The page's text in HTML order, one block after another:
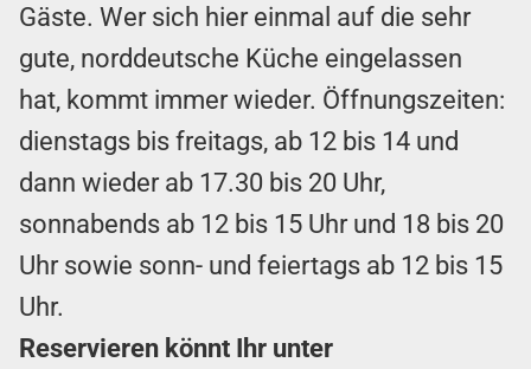
Gäste. Wer sich hier einmal auf die sehr
gute, norddeutsche Küche eingelassen
hat, kommt immer wieder. Öffnungszeiten:
dienstags bis freitags, ab 12 bis 14 und
dann wieder ab 17.30 bis 20 Uhr,
sonnabends ab 12 bis 15 Uhr und 18 bis 20
Uhr sowie sonn- und feiertags ab 12 bis 15
Uhr.
Reservieren könnt Ihr unter